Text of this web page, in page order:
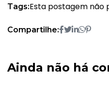
Tags:Esta postagem não
Compartilhe:
Ainda não há